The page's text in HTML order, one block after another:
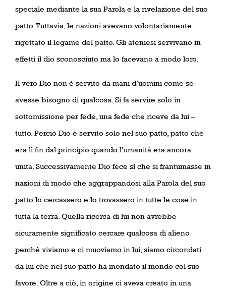
speciale mediante la sua Parola e la rivelazione del suo
patto. Tuttavia, le nazioni avevano volontariamente
rigettato il legame del patto. Gli ateniesi servivano in
effetti il dio sconosciuto ma lo facevano a modo loro.
Il vero Dio non è servito da mani d’uomini come se
avesse bisogno di qualcosa. Si fa servire solo in
sottomissione per fede, una fede che riceve da lui –
tutto. Perciò Dio è servito solo nel suo patto, patto che
era lì fin dal principio quando l’umanità era ancora
unita. Successivamente Dio fece sì che si frantumasse in
nazioni di modo che aggrappandosi alla Parola del suo
patto lo cercassero e lo trovassero in tutte le cose in
tutta la terra. Quella ricerca di lui non avrebbe
sicuramente significato cercare qualcosa di alieno
perché viviamo e ci muoviamo in lui, siamo circondati
da lui che nel suo patto ha inondato il mondo col suo
favore. Oltre a ciò, in origine ci aveva creato in una